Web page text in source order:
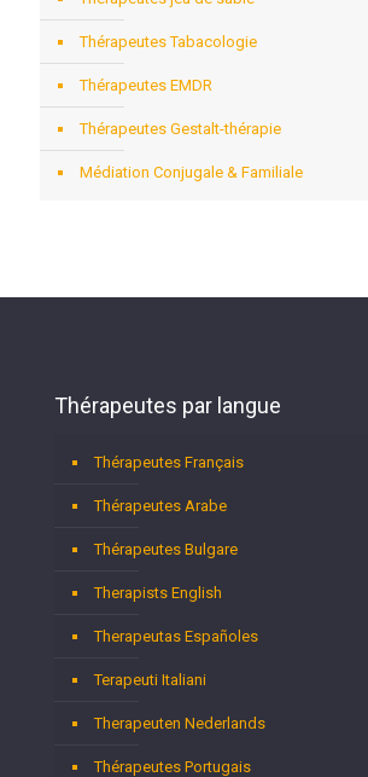
Thérapeutes Tabacologie
Thérapeutes EMDR
Thérapeutes Gestalt-thérapie
Médiation Conjugale & Familiale
Thérapeutes par langue
Thérapeutes Français
Thérapeutes Arabe
Thérapeutes Bulgare
Therapists English
Therapeutas Españoles
Terapeuti Italiani
Therapeuten Nederlands
Thérapeutes Portugais